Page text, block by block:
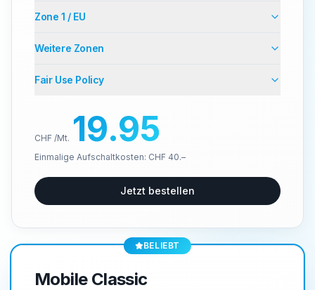
Zone 1 / EU
Weitere Zonen
Fair Use Policy
CHF /Mt. 19.95
Einmalige Aufschaltkosten: CHF 40.–
Jetzt bestellen
BELIEBT
Mobile Classic